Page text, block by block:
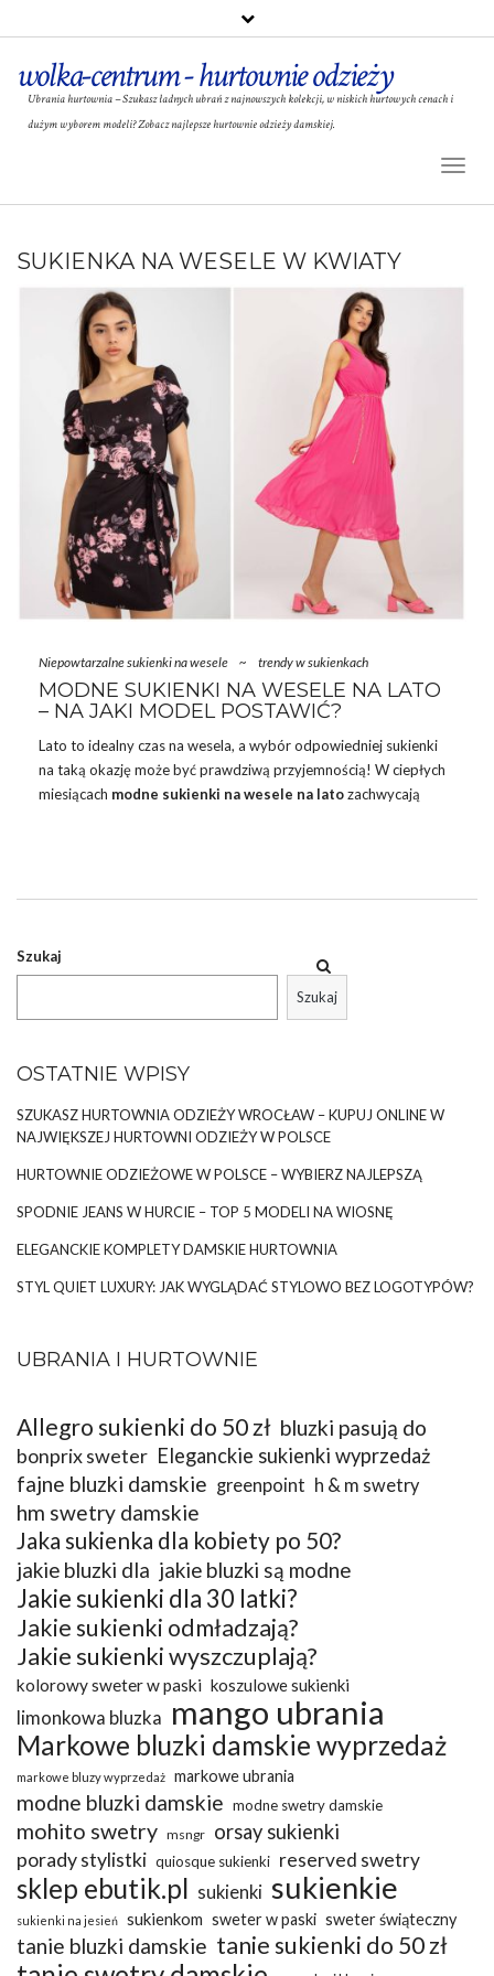
wolka-centrum - hurtownie odzieży
Ubrania hurtownia – Szukasz ładnych ubrań z najnowszych kolekcji, w niskich hurtowych cenach i
dużym wyborem modeli? Zobacz najlepsze hurtownie odzieży damskiej.
SUKIENKA NA WESELE W KWIATY
Niepowtarzalne sukienki na wesele ~ trendy w sukienkach
MODNE SUKIENKI NA WESELE NA LATO
– NA JAKI MODEL POSTAWIĆ?
Lato to idealny czas na wesela, a wybór odpowiedniej sukienki
na taką okazję może być prawdziwą przyjemnością! W ciepłych
miesiącach modne sukienki na wesele na latozachwycają
MODNE SUKIENKI NA WESELE NA LATO
Modne sukienki…
Szukaj
Szukaj
OSTATNIE WPISY
SZUKASZ HURTOWNIA ODZIEŻY WROCŁAW – KUPUJ ONLINE W
NAJWIĘKSZEJ HURTOWNI ODZIEŻY W POLSCE
HURTOWNIE ODZIEŻOWE W POLSCE – WYBIERZ NAJLEPSZĄ
SPODNIE JEANS W HURCIE – TOP 5 MODELI NA WIOSNĘ
ELEGANCKIE KOMPLETY DAMSKIE HURTOWNIA
STYL QUIET LUXURY: JAK WYGLĄDAĆ STYLOWO BEZ LOGOTYPÓW?
UBRANIA I HURTOWNIE
Allegro sukienki do 50 zł bluzki pasują do
bonprix sweter Eleganckie sukienki wyprzedaż
fajne bluzki damskie greenpoint h & m swetry
hm swetry damskie
Jaka sukienka dla kobiety po 50?
jakie bluzki dla jakie bluzki są modne
Jakie sukienki dla 30 latki?
Jakie sukienki odmładzają?
Jakie sukienki wyszczuplają?
kolorowy sweter w paski koszulowe sukienki
limonkowa bluzka mango ubrania
Markowe bluzki damskie wyprzedaż
markowe bluzy wyprzedaż markowe ubrania
modne bluzki damskie modne swetry damskie
mohito swetry msngr orsay sukienki
porady stylistki quiosque sukienki reserved swetry
sklep ebutik.pl sukienki sukienkie
sukienki na jesień sukienkom sweter w paski sweter świąteczny
tanie bluzki damskie tanie sukienki do 50 zł